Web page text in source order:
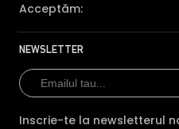
Acceptăm:
NEWSLETTER
Inscrie-te la newsletterul